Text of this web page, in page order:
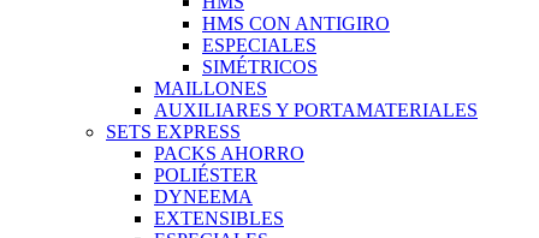
HMS CON ANTIGIRO
ESPECIALES
SIMÉTRICOS
MAILLONES
AUXILIARES Y PORTAMATERIALES
SETS EXPRESS
PACKS AHORRO
POLIÉSTER
DYNEEMA
EXTENSIBLES